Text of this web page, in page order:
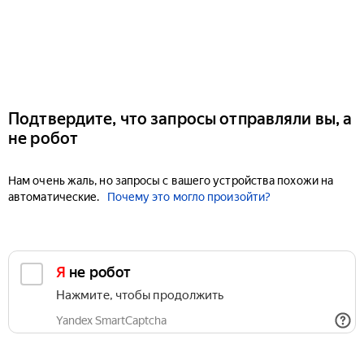
Подтвердите, что запросы отправляли вы, а
не робот
Нам очень жаль, но запросы с вашего устройства похожи на
автоматические.
Почему это могло произойти?
Я не робот
Нажмите, чтобы продолжить
Yandex SmartCaptcha